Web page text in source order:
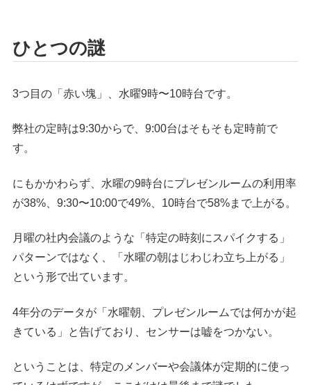
ひとつの謎
3つ目の「赤い塊」、水曜9時〜10時台です。
弊社の定時は9:30からで、9:00台はそもそも定時前で
す。
にもかかわらず、水曜の9時台にプレゼンルームの利用率
が38%、9:30〜10:00で49%、10時台で58%まで上がる。
月曜の社内会議のような「特定の時刻にスパイクする」
パターンではなく、「水曜の朝はじわじわ立ち上がる」
という形で出ています。
4年分のデータが「水曜朝、プレゼンルームでは何かが起
きている」と告げており、センサーは嘘をつかない。
ということは、特定のメンバーや会議体が定期的に使っ